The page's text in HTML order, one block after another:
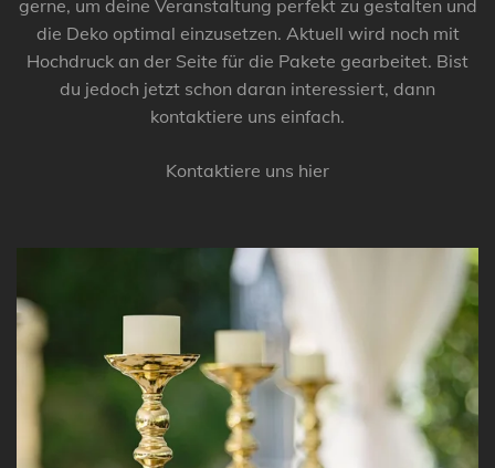
gerne, um deine Veranstaltung perfekt zu gestalten und
die Deko optimal einzusetzen. Aktuell wird noch mit
Hochdruck an der Seite für die Pakete gearbeitet. Bist
du jedoch jetzt schon daran interessiert, dann
kontaktiere uns einfach.
Kontaktiere uns hier